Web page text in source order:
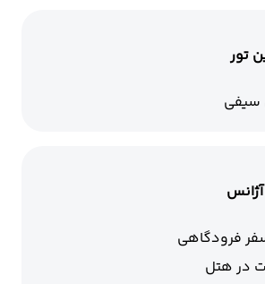
تور
سیفی
فرودگاهی
در هتل